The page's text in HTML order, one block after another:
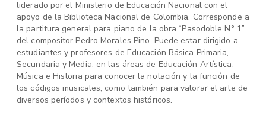
liderado por el Ministerio de Educación Nacional con el
apoyo de la Biblioteca Nacional de Colombia. Corresponde a
la partitura general para piano de la obra “Pasodoble N° 1”
del compositor Pedro Morales Pino. Puede estar dirigido a
estudiantes y profesores de Educación Básica Primaria,
Secundaria y Media, en las áreas de Educación Artística,
Música e Historia para conocer la notación y la función de
los códigos musicales, como también para valorar el arte de
diversos períodos y contextos históricos.